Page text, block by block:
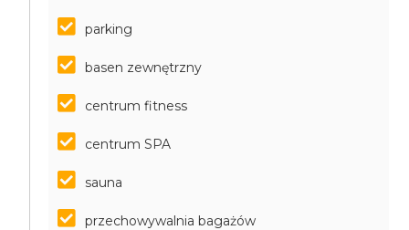
parking
basen zewnętrzny
centrum fitness
centrum SPA
sauna
przechowywalnia bagażów